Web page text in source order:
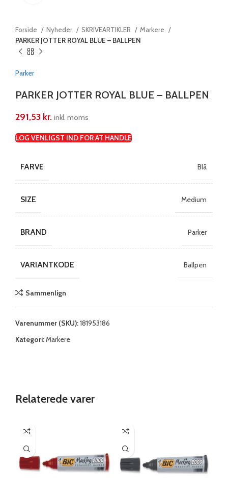
Forside Nyheder SKRIVEARTIKLER
Markere
PARKER JOTTER ROYAL BLUE – BALLPEN
Parker
PARKER JOTTER ROYAL BLUE – BALLPEN
291,53 kr. inkl. moms
LOG VENLIGST IND FOR AT HANDLE
FARVE Blå
SIZE Medium
BRAND Parker
VARIANTKODE Ballpen
Sammenlign
Varenummer (SKU):181953186
Kategori:Markere
Relaterede varer